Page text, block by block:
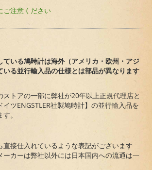
ご注意ください
ている鳩時計は海外（アメリカ・欧州・アジ
いる並行輸入品の仕様とは部品が異なります
ストアの一部に弊社が20年以上正規代理店と
イツENGSTLER社製鳩時計】の並行輸入品を
。
直接仕入れているような表記がございます
ーカーは弊社以外には日本国内への流通は一